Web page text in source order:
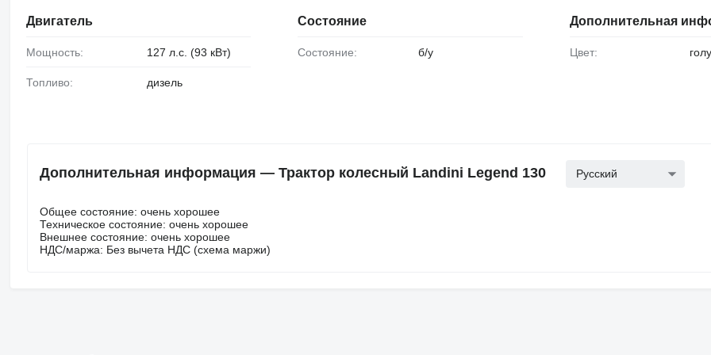
Двигатель
Мощность: 127 л.с. (93 кВт)
Топливо: дизель
Состояние
Состояние: б/у
Дополнительная
Цвет:
Дополнительная информация — Трактор колесный Landini Legend 130 Русский
Общее состояние: очень хорошее
Техническое состояние: очень хорошее
Внешнее состояние: очень хорошее
НДС/маржа: Без вычета НДС (схема маржи)